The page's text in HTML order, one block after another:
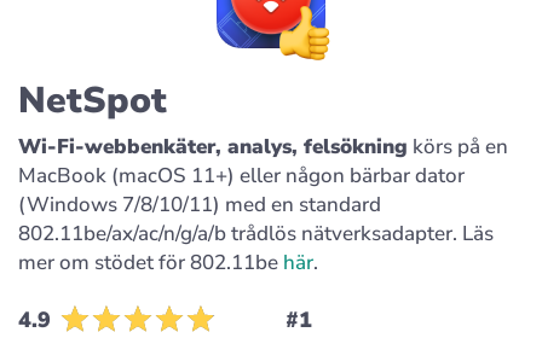
NetSpot
Wi-Fi-webbenkäter, analys, felsökning körs på en
MacBook (macOS 11+) eller någon bärbar dator
(Windows 7/8/10/11) med en standard
802.11be/ax/ac/n/g/a/b trådlös nätverksadapter. Läs
mer om stödet för 802.11be här.
4.9 #1